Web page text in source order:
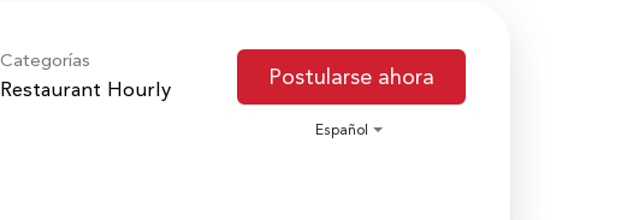
Categorías
Restaurant Hourly Postularse ahora
Español